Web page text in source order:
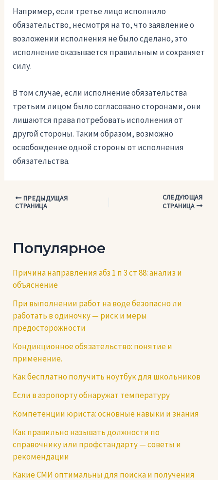
Например, если третье лицо исполнило
обязательство, несмотря на то, что заявление о
возложении исполнения не было сделано, это
исполнение оказывается правильным и сохраняет
силу.
В том случае, если исполнение обязательства
третьим лицом было согласовано сторонами, они
лишаются права потребовать исполнения от
другой стороны. Таким образом, возможно
освобождение одной стороны от исполнения
обязательства.
Навигация
ПРЕДЫДУЩАЯ
СТРАНИЦА
СЛЕДУЮЩАЯ
СТРАНИЦА
Популярное
Причина направления абз 1 п 3 ст 88: анализ и
объяснение
При выполнении работ на воде безопасно ли
работать в одиночку — риск и меры
предосторожности
Кондикционное обязательство: понятие и
применение.
Как бесплатно получить ноутбук для школьников
Если в аэропорту обнаружат температуру
Компетенции юриста: основные навыки и знания
Как правильно называть должности по
справочнику или профстандарту — советы и
рекомендации
Какие СМИ оптимальны для поиска и получения